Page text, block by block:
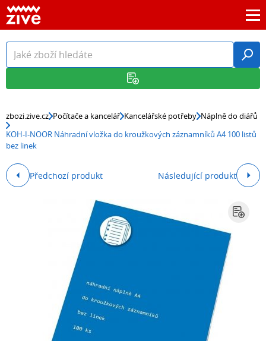
zbozi.zive.cz Počítače a kancelář Kancelářské potřeby Náplně do diářů
KOH-I-NOOR Náhradní vložka do kroužkových záznamníků A4 100 listů
bez linek
Předchozí produkt Následující produkt